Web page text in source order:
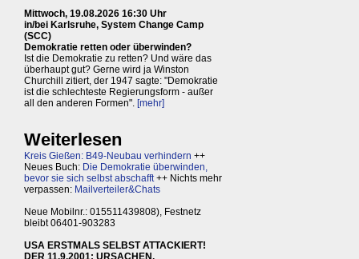
Mittwoch, 19.08.2026 16:30 Uhr
in/bei Karlsruhe, System Change Camp
(SCC)
Demokratie retten oder überwinden?
Ist die Demokratie zu retten? Und wäre das
überhaupt gut? Gerne wird ja Winston
Churchill zitiert, der 1947 sagte: "Demokratie
ist die schlechteste Regierungsform - außer
all den anderen Formen". [mehr]
Weiterlesen
Kreis Gießen: B49-Neubau verhindern ++
Neues Buch: Die Demokratie überwinden,
bevor sie sich selbst abschafft++ Nichts mehr
verpassen: Mailverteiler&Chats
Neue Mobilnr.: 015511439808), Festnetz
bleibt 06401-903283
USA ERSTMALS SELBST ATTACKIERT!